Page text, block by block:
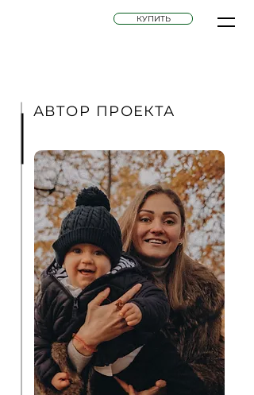
КУПИТЬ
АВТОР ПРОЕКТА